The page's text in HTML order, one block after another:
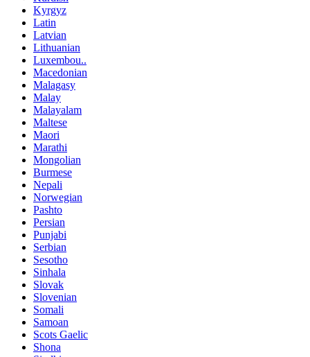
Kyrgyz
Latin
Latvian
Lithuanian
Luxembou..
Macedonian
Malagasy
Malay
Malayalam
Maltese
Maori
Marathi
Mongolian
Burmese
Nepali
Norwegian
Pashto
Persian
Punjabi
Serbian
Sesotho
Sinhala
Slovak
Slovenian
Somali
Samoan
Scots Gaelic
Shona